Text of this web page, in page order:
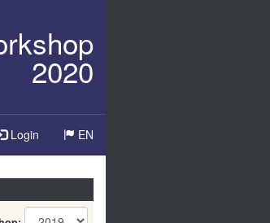
2020
Login
Sprache
EN